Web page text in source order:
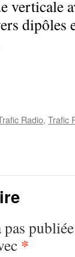
verticale
dipôles
Radio, Trafic
pas
*